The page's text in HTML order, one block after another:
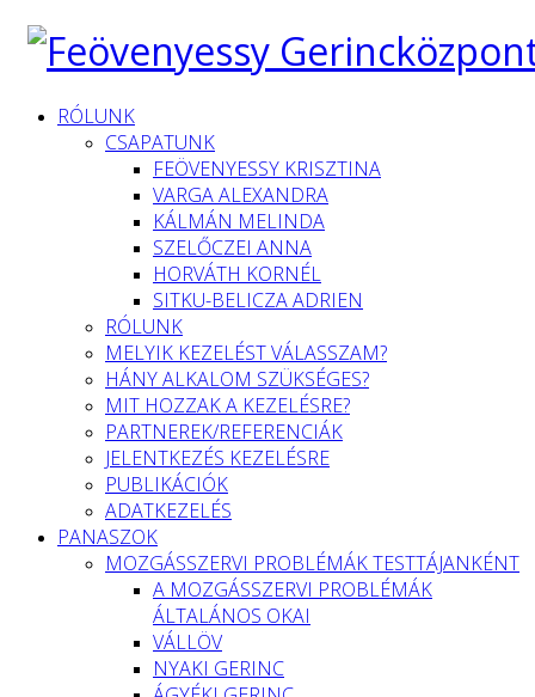
RÓLUNK
CSAPATUNK
FEÖVENYESSY KRISZTINA
VARGA ALEXANDRA
KÁLMÁN MELINDA
SZELŐCZEI ANNA
HORVÁTH KORNÉL
SITKU-BELICZA ADRIEN
RÓLUNK
MELYIK KEZELÉST VÁLASSZAM?
HÁNY ALKALOM SZÜKSÉGES?
MIT HOZZAK A KEZELÉSRE?
PARTNEREK/REFERENCIÁK
JELENTKEZÉS KEZELÉSRE
PUBLIKÁCIÓK
ADATKEZELÉS
PANASZOK
MOZGÁSSZERVI PROBLÉMÁK TESTTÁJANKÉNT
A MOZGÁSSZERVI PROBLÉMÁK
ÁLTALÁNOS OKAI
VÁLLÖV
NYAKI GERINC